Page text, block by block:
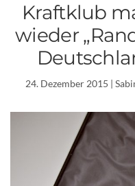
Kraftklub
wieder
24. Dezember 2015 |